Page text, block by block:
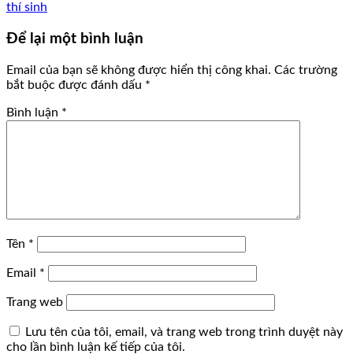
thí sinh
Để lại một bình luận
Email của bạn sẽ không được hiển thị công khai. Các trường
bắt buộc được đánh dấu *
Bình luận *
Tên *
Email *
Trang web
Lưu tên của tôi, email, và trang web trong trình duyệt này
cho lần bình luận kế tiếp của tôi.